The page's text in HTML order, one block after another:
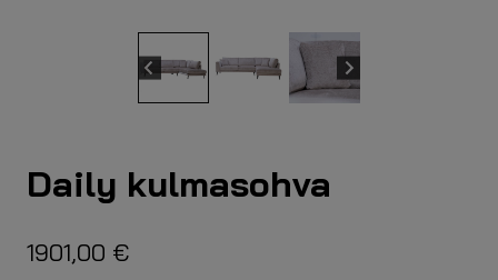
Daily kulmasohva
1901,00 €